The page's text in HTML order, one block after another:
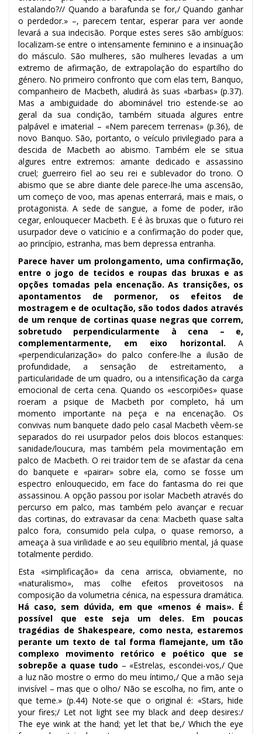
estalando?// Quando a barafunda se for,/ Quando ganhar
o perdedor.» –, parecem tentar, esperar para ver aonde
levará a sua indecisão. Porque estes seres são ambíguos:
localizam-se entre o intensamente feminino e a insinuação
do másculo. São mulheres, são mulheres levadas a um
extremo de afirmação, de extrapolação do espartilho do
género. No primeiro confronto que com elas tem, Banquo,
companheiro de Macbeth, aludirá às suas «barbas» (p.37).
Mas a ambiguidade do abominável trio estende-se ao
geral da sua condição, também situada algures entre
palpável e imaterial – «Nem parecem terrenas» (p.36), de
novo Banquo. São, portanto, o veículo privilegiado para a
descida de Macbeth ao abismo. Também ele se situa
algures entre extremos: amante dedicado e assassino
cruel; guerreiro fiel ao seu rei e sublevador do trono. O
abismo que se abre diante dele parece-lhe uma ascensão,
um começo de voo, mas apenas enterrará, mais e mais, o
protagonista. A sede de sangue, a fome de poder, irão
cegar, enlouquecer Macbeth. E é às bruxas que o futuro rei
usurpador deve o vaticínio e a confirmação do poder que,
ao princípio, estranha, mas bem depressa entranha.
Parece haver um prolongamento, uma confirmação,
entre o jogo de tecidos e roupas das bruxas e as
opções tomadas pela encenação. As transições, os
apontamentos de pormenor, os efeitos de
mostragem e de ocultação, são todos dados através
de um renque de cortinas quase negras que correm,
sobretudo perpendicularmente à cena – e,
complementarmente, em eixo horizontal. A
«perpendicularização» do palco confere-lhe a ilusão de
profundidade, a sensação de estreitamento, a
particularidade de um quadro, ou a intensificação da carga
emocional de certa cena. Quando os «escorpiões» quase
roeram a psique de Macbeth por completo, há um
momento importante na peça e na encenação. Os
convivas num banquete dado pelo casal Macbeth vêem-se
separados do rei usurpador pelos dois blocos estanques:
sanidade/loucura, mas também pela movimentação em
palco de Macbeth. O rei traidor tem de se afastar da cena
do banquete e «pairar» sobre ela, como se fosse um
espectro enlouquecido, em face do fantasma do rei que
assassinou. A opção passou por isolar Macbeth através do
percurso em palco, mas também pelo avançar e recuar
das cortinas, do extravasar da cena: Macbeth quase salta
palco fora, consumido pela culpa, o quase remorso, a
ameaça à sua virilidade e ao seu equilíbrio mental, já quase
totalmente perdido.
Esta «simplificação» da cena arrisca, obviamente, no
«naturalismo», mas colhe efeitos proveitosos na
composição da volumetria cénica, na espessura dramática.
Há caso, sem dúvida, em que «menos é mais». É
possível que este seja um deles. Em poucas
tragédias de Shakespeare, como nesta, estaremos
perante um texto de tal forma flamejante, um tão
complexo movimento retórico e poético que se
sobrepõe a quase tudo – «Estrelas, escondei-vos,/ Que
a luz não mostre o ermo do meu íntimo,/ Que a mão seja
invisível – mas que o olho/ Não se escolha, no fim, ante o
que teme.» (p.44) Note-se que o original é: «Stars, hide
your fires;/ Let not light see my black and deep desires:/
The eye wink at the hand; yet let that be,/ Which the eye